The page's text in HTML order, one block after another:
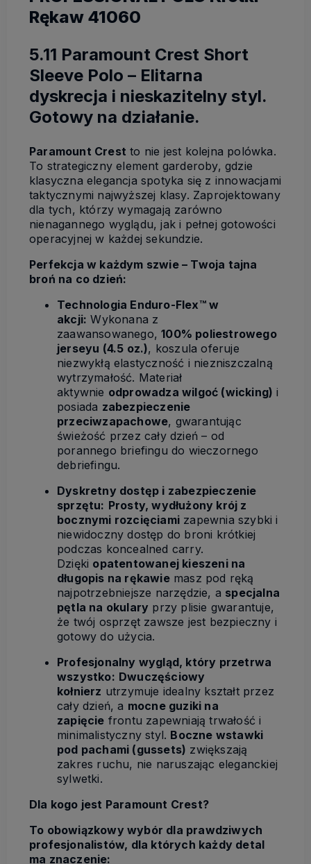
Rękaw 41060
5.11 Paramount Crest Short
Sleeve Polo – Elitarna
dyskrecja i nieskazitelny styl.
Gotowy na działanie.
Paramount Crest to nie jest kolejna polówka.
To strategiczny element garderoby, gdzie
klasyczna elegancja spotyka się z innowacjami
taktycznymi najwyższej klasy. Zaprojektowany
dla tych, którzy wymagają zarówno
nienagannego wyglądu, jak i pełnej gotowości
operacyjnej w każdej sekundzie.
Perfekcja w każdym szwie – Twoja tajna
broń na co dzień:
Technologia Enduro-Flex™ w
akcji: Wykonana z
zaawansowanego,100% poliestrowego
jerseyu (4.5 oz.), koszula oferuje
niezwykłą elastyczność i niezniszczalną
wytrzymałość. Materiał
aktywnie odprowadza wilgoć (wicking) i
posiada zabezpieczenie
przeciwzapachowe, gwarantując
świeżość przez cały dzień – od
porannego briefingu do wieczornego
debriefingu.
Dyskretny dostęp i zabezpieczenie
sprzętu: Prosty, wydłużony krój z
bocznymi rozcięciami zapewnia szybki i
niewidoczny dostęp do broni krótkiej
podczas koncealned carry.
Dzięki opatentowanej kieszeni na
długopis na rękawiemasz pod ręką
najpotrzebniejsze narzędzie, a specjalna
pętla na okulary przy plisie gwarantuje,
że twój osprzęt zawsze jest bezpieczny i
gotowy do użycia.
Profesjonalny wygląd, który przetrwa
wszystko: Dwuczęściowy
kołnierz utrzymuje idealny kształt przez
cały dzień, a mocne guziki na
zapięcie frontu zapewniają trwałość i
minimalistyczny styl. Boczne wstawki
pod pachami (gussets) zwiększają
zakres ruchu, nie naruszając eleganckiej
sylwetki.
Dla kogo jest Paramount Crest?
To obowiązkowy wybór dla prawdziwych
profesjonalistów, dla których każdy detal
ma znaczenie: